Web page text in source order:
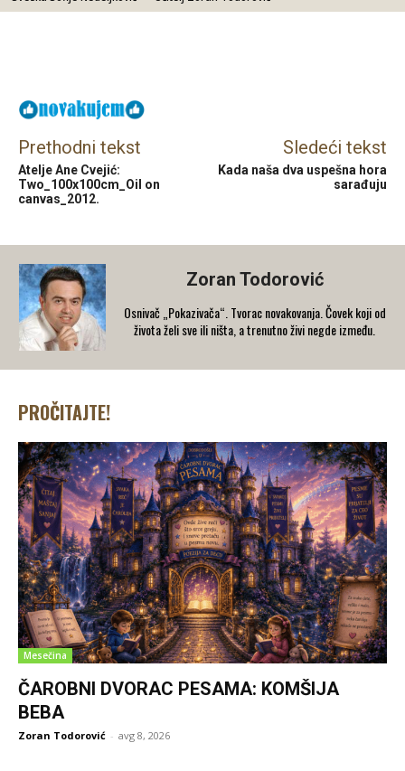
Prethodni tekst
Atelje Ane Cvejić:
Two_100x100cm_Oil on
canvas_2012.
Sledeći tekst
Kada naša dva uspešna hora
sarađuju
Zoran Todorović
Osnivač „Pokazivača“. Tvorac novakovanja. Čovek koji od
života želi sve ili ništa, a trenutno živi negde između.
PROČITAJTE!
Mesečina
ČAROBNI DVORAC PESAMA: KOMŠIJA
BEBA
Zoran Todorović - avg 8, 2026